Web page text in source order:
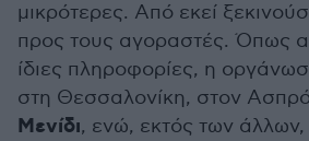
μικρότερες. Από εκεί
προς τους αγοραστές. Όπως
ίδιες πληροφορίες, η
στη Θεσσαλονίκη, στον
Μενίδι, ενώ, εκτός των